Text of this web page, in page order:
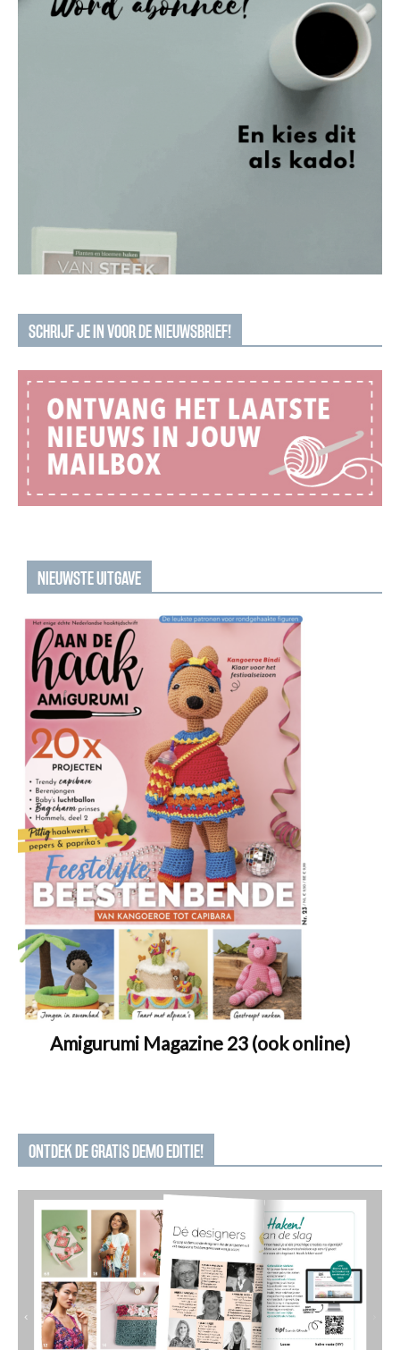
SCHRIJF JE IN VOOR DE NIEUWSBRIEF!
NIEUWSTE UITGAVE
Amigurumi Magazine 23 (ook online)
ONTDEK DE GRATIS DEMO EDITIE!